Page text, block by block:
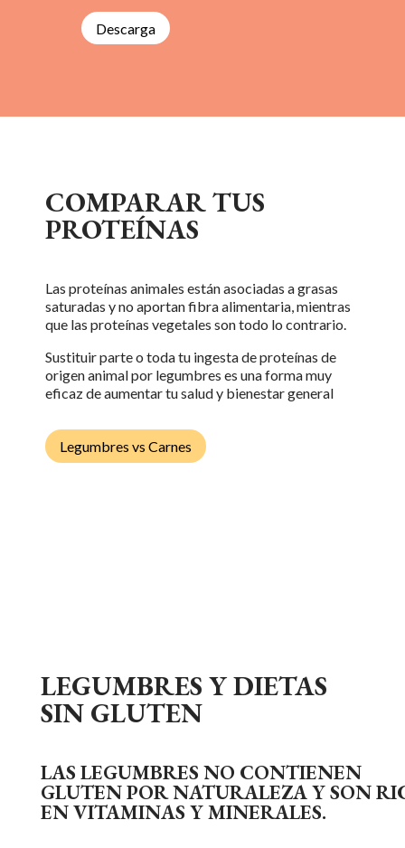
Descarga
COMPARAR TUS
PROTEÍNAS
Las proteínas animales están asociadas a grasas
saturadas y no aportan fibra alimentaria, mientras
que las proteínas vegetales son todo lo contrario.
Sustituir parte o toda tu ingesta de proteínas de
origen animal por legumbres es una forma muy
eficaz de aumentar tu salud y bienestar general
Legumbres vs Carnes
LEGUMBRES Y DIETAS
SIN GLUTEN
LAS LEGUMBRES NO CONTIENEN
GLUTEN POR NATURALEZA Y SON
EN VITAMINAS Y MINERALES.